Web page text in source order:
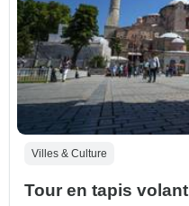
Villes & Culture
Tour en tapis volant